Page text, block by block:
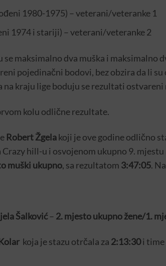
1980-1975) – veterani/veteranke 1
1974 i stariji) – veterani/veteranke 2
se maksimalno dva muška i maksimalno
pojedinačni bodovi, bez obzira da li
na kraju lige boduju se rezultati
kolu odlične rezultate.
Robert Žgelakoji je ove godine odlično
hill-u i osvojenom ukupno 9.
muški ukupno, sa rezultatom 3:47:05.
Šalković– 2. mjesto ukupno žene/1.
koja je stazu otrčala za 2:13:30i time